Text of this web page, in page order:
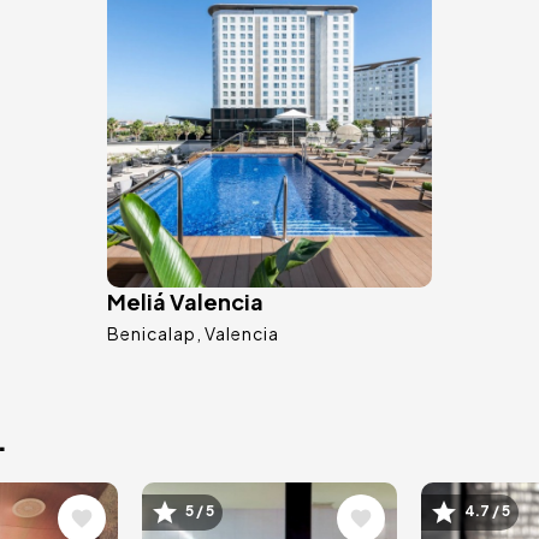
Meliá Valencia
Benicalap Valencia
Imagem
5 / 5 4.7 / 5